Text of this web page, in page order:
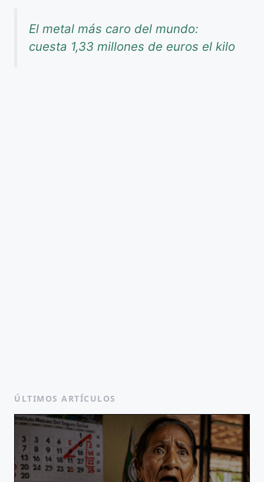
El metal más caro del mundo:
cuesta 1,33 millones de euros el kilo
ÚLTIMOS ARTÍCULOS